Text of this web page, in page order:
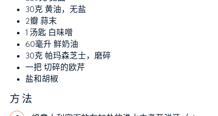
30克 黄油，无盐
2瓣 蒜末
1 汤匙 白味噌
60毫升 鲜奶油
30克 帕玛森芝士，磨碎
一把 切碎的欧芹
盐和胡椒
方法